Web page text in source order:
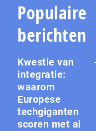
Populaire
berichten
Kwestie van
integratie:
waarom
Europese
techgiganten
scoren met ai